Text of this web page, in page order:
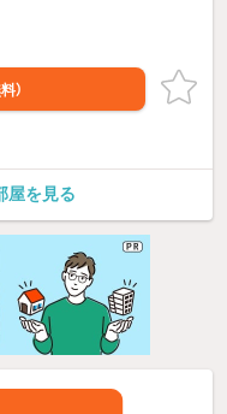
）
屋を見る